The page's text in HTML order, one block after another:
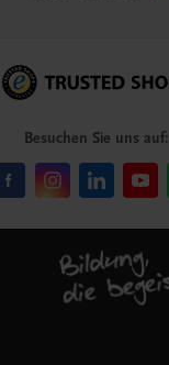
Besuchen Sie uns auf: